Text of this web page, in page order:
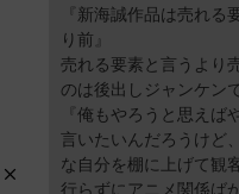
『新海誠作品は売れる
り前』
売れる要素と言うより
のは後出しジャンケン
『俺もやろうと思えば
言いたいんだろうけど
な自分を棚に上げて観
行らずにアニメ関係ば